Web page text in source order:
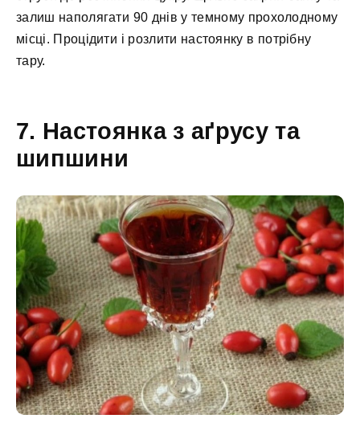
залиш наполягати 90 днів у темному прохолодному
місці. Процідити і розлити настоянку в потрібну
тару.
7. Настоянка з аґрусу та
шипшини